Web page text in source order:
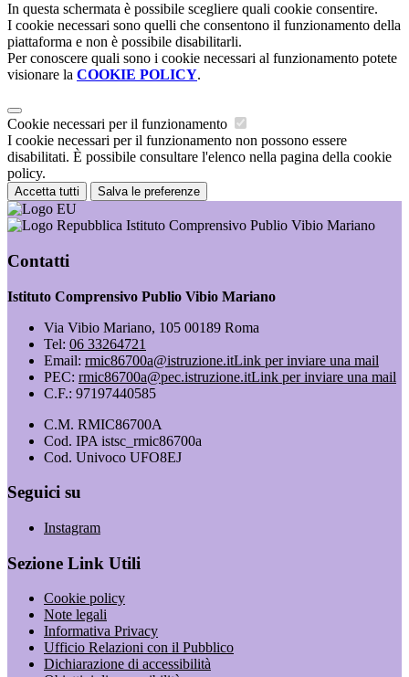
In questa schermata è possibile scegliere quali cookie consentire.
I cookie necessari sono quelli che consentono il funzionamento della
piattaforma e non è possibile disabilitarli.
Per conoscere quali sono i cookie necessari al funzionamento potete
visionare la COOKIE POLICY.
Cookie necessari per il funzionamento
I cookie necessari per il funzionamento non possono essere
disabilitati. È possibile consultare l'elenco nella pagina della cookie
policy.
Accetta tutti Salva le preferenze
Istituto Comprensivo Publio Vibio Mariano
Contatti
Istituto Comprensivo Publio Vibio Mariano
Via Vibio Mariano, 105 00189 Roma
Tel: 06 33264721
Email: rmic86700a@istruzione.itLink per inviare una mail
PEC: rmic86700a@pec.istruzione.itLink per inviare una mail
C.F.: 97197440585
C.M. RMIC86700A
Cod. IPA istsc_rmic86700a
Cod. Univoco UFO8EJ
Seguici su
Instagram
Sezione Link Utili
Cookie policy
Note legali
Informativa Privacy
Ufficio Relazioni con il Pubblico
Dichiarazione di accessibilità